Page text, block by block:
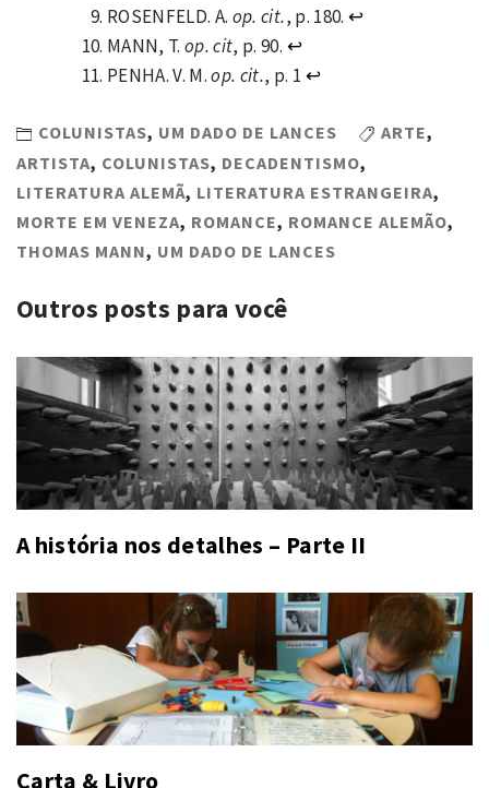
ROSENFELD. A. op. cit., p. 180. ↩
MANN, T.op. cit, p. 90. ↩
PENHA. V. M.op. cit., p. 1 ↩
COLUNISTAS, UM DADO DE LANCES ARTE,
ARTISTA, COLUNISTAS, DECADENTISMO,
LITERATURA ALEMÃ, LITERATURA ESTRANGEIRA,
MORTE EM VENEZA, ROMANCE, ROMANCE ALEMÃO,
THOMAS MANN, UM DADO DE LANCES
Outros posts para você
A história nos detalhes – Parte II
Carta & Livro